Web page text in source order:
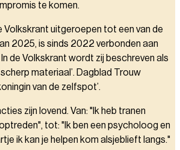
te komen.
Volkskrant uitgeroepen tot een van de
2025, is sinds 2022 verbonden aan
de Volkskrant wordt zij beschreven als
materiaal’. Dagblad Trouw
van de zelfspot’.
zijn lovend. Van: "Ik heb tranen
tot: "Ik ben een psycholoog en
ik kan je helpen kom alsjeblieft langs."